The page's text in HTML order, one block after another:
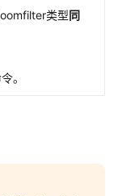
类型同
。